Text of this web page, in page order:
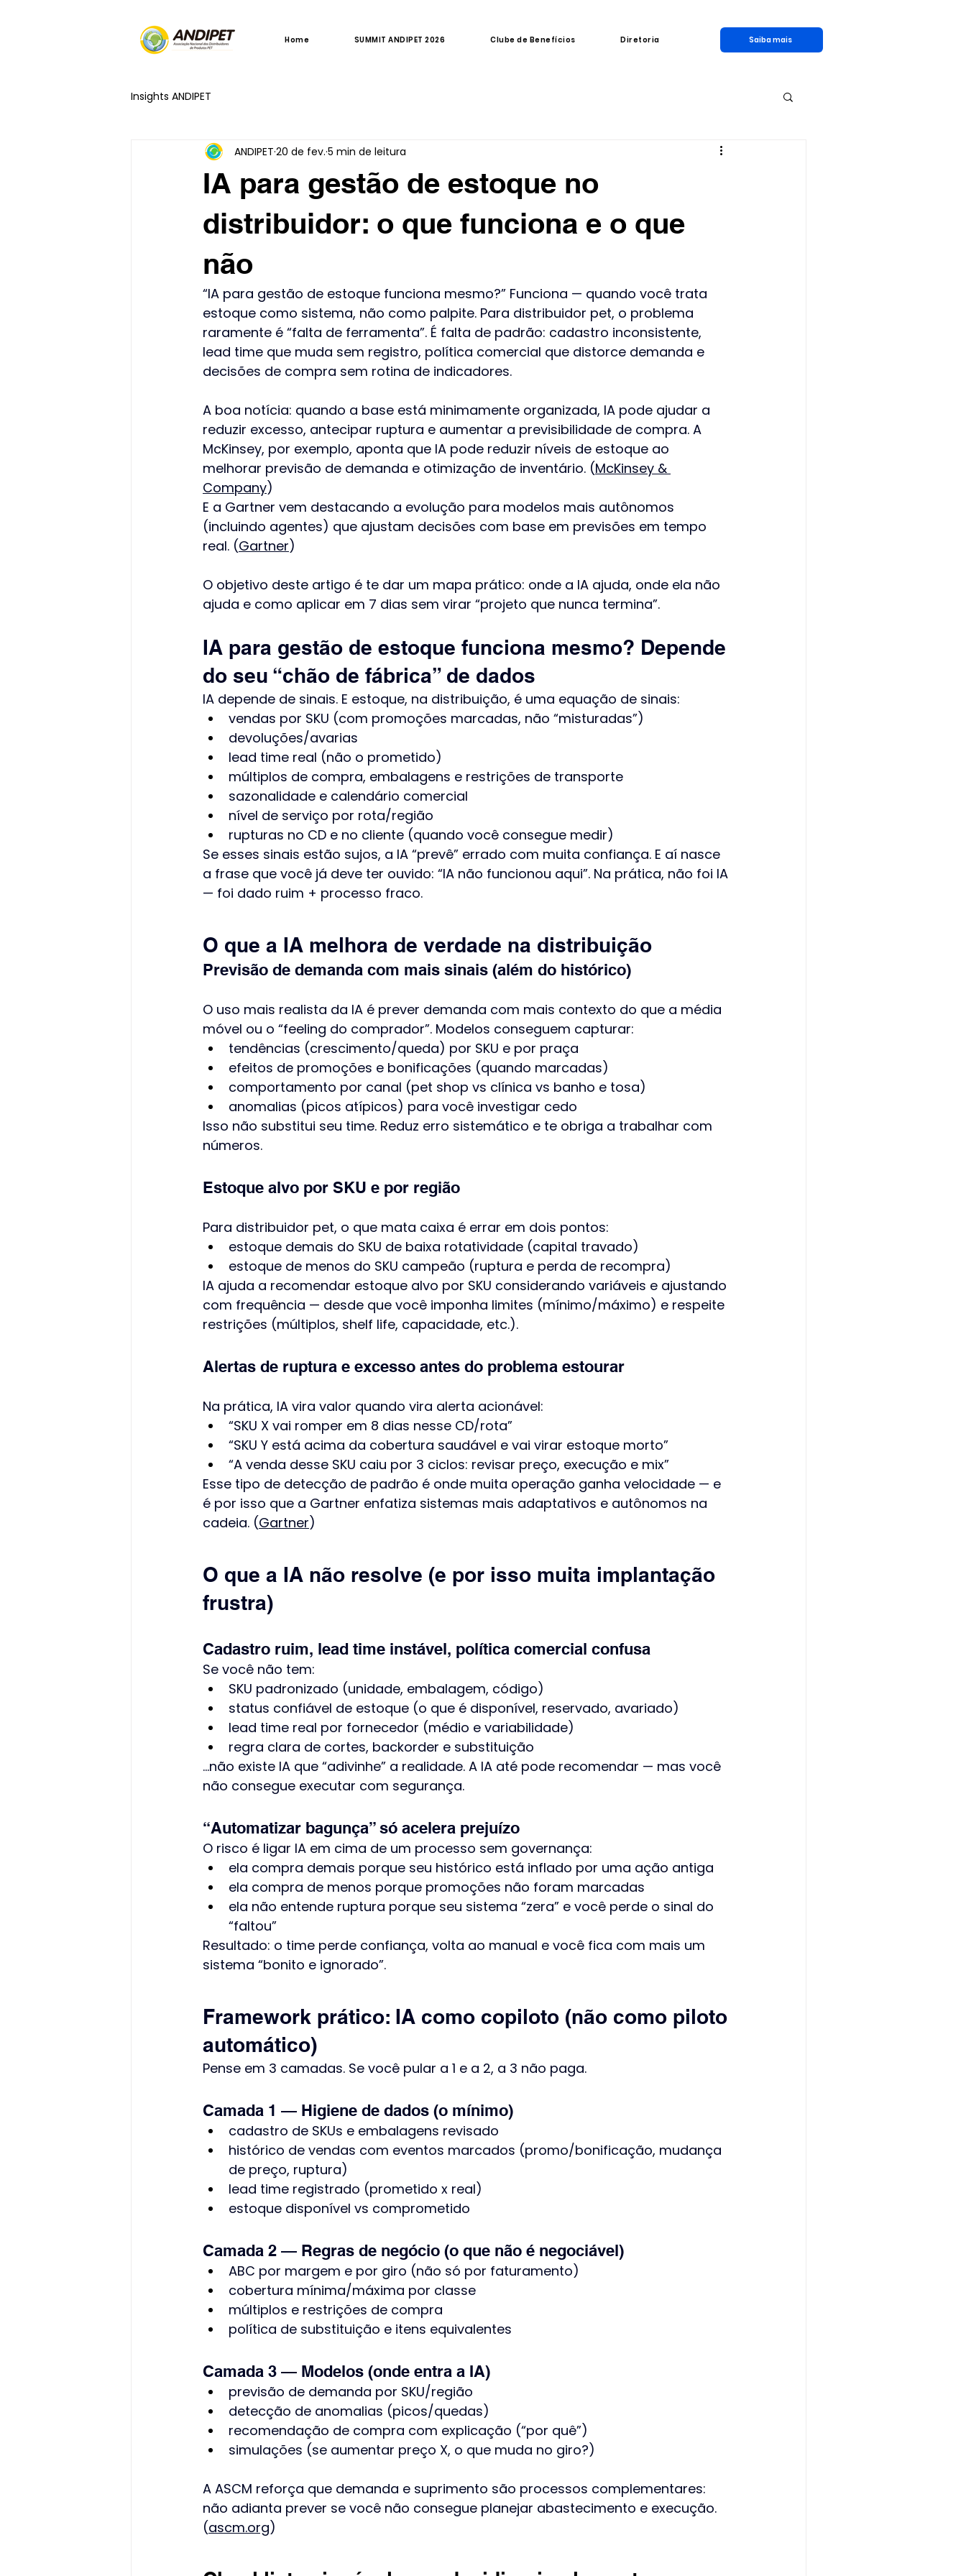
Home SUMMIT ANDIPET 2026 Clube de Benefícios Diretoria Saiba mais
Insights ANDIPET
IA para gestão de estoque no
distribuidor: o que funciona e o que
não
ANDIPET 20 de fev. 5 min de leitura
“IA para gestão de estoque funciona mesmo?” Funciona — quando você trata
estoque como sistema, não como palpite. Para distribuidor pet, o problema
raramente é “falta de ferramenta”. É falta de padrão: cadastro inconsistente,
lead time que muda sem registro, política comercial que distorce demanda e
decisões de compra sem rotina de indicadores.
A boa notícia: quando a base está minimamente organizada, IA pode ajudar a
reduzir excesso, antecipar ruptura e aumentar a previsibilidade de compra. A
McKinsey, por exemplo, aponta que IA pode reduzir níveis de estoque ao
melhorar previsão de demanda e otimização de inventário. (McKinsey &
Company)
E a Gartner vem destacando a evolução para modelos mais autônomos
(incluindo agentes) que ajustam decisões com base em previsões em tempo
real. (Gartner)
O objetivo deste artigo é te dar um mapa prático: onde a IA ajuda, onde ela não
ajuda e como aplicar em 7 dias sem virar “projeto que nunca termina”.
IA para gestão de estoque funciona mesmo? Depende
do seu “chão de fábrica” de dados
IA depende de sinais. E estoque, na distribuição, é uma equação de sinais:
vendas por SKU (com promoções marcadas, não “misturadas”)
devoluções/avarias
lead time real (não o prometido)
múltiplos de compra, embalagens e restrições de transporte
sazonalidade e calendário comercial
nível de serviço por rota/região
rupturas no CD e no cliente (quando você consegue medir)
Se esses sinais estão sujos, a IA “prevê” errado com muita confiança. E aí nasce
a frase que você já deve ter ouvido: “IA não funcionou aqui”. Na prática, não foi IA
— foi dado ruim + processo fraco.
O que a IA melhora de verdade na distribuição
Previsão de demanda com mais sinais (além do histórico)
O uso mais realista da IA é prever demanda com mais contexto do que a média
móvel ou o “feeling do comprador”. Modelos conseguem capturar:
tendências (crescimento/queda) por SKU e por praça
efeitos de promoções e bonificações (quando marcadas)
comportamento por canal (pet shop vs clínica vs banho e tosa)
anomalias (picos atípicos) para você investigar cedo
Isso não substitui seu time. Reduz erro sistemático e te obriga a trabalhar com
números.
Estoque alvo por SKU e por região
Para distribuidor pet, o que mata caixa é errar em dois pontos:
estoque demais do SKU de baixa rotatividade (capital travado)
estoque de menos do SKU campeão (ruptura e perda de recompra)
IA ajuda a recomendar estoque alvo por SKU considerando variáveis e ajustando
com frequência — desde que você imponha limites (mínimo/máximo) e respeite
restrições (múltiplos, shelf life, capacidade, etc.).
Alertas de ruptura e excesso antes do problema estourar
Na prática, IA vira valor quando vira alerta acionável:
“SKU X vai romper em 8 dias nesse CD/rota”
“SKU Y está acima da cobertura saudável e vai virar estoque morto”
“A venda desse SKU caiu por 3 ciclos: revisar preço, execução e mix”
Esse tipo de detecção de padrão é onde muita operação ganha velocidade — e
é por isso que a Gartner enfatiza sistemas mais adaptativos e autônomos na
cadeia. (Gartner)
O que a IA não resolve (e por isso muita implantação
frustra)
Cadastro ruim, lead time instável, política comercial confusa
Se você não tem:
SKU padronizado (unidade, embalagem, código)
status confiável de estoque (o que é disponível, reservado, avariado)
lead time real por fornecedor (médio e variabilidade)
regra clara de cortes, backorder e substituição
…não existe IA que “adivinhe” a realidade. A IA até pode recomendar — mas você
não consegue executar com segurança.
“Automatizar bagunça” só acelera prejuízo
O risco é ligar IA em cima de um processo sem governança:
ela compra demais porque seu histórico está inflado por uma ação antiga
ela compra de menos porque promoções não foram marcadas
ela não entende ruptura porque seu sistema “zera” e você perde o sinal do
“faltou”
Resultado: o time perde confiança, volta ao manual e você fica com mais um
sistema “bonito e ignorado”.
Framework prático: IA como copiloto (não como piloto
automático)
Pense em 3 camadas. Se você pular a 1 e a 2, a 3 não paga.
Camada 1 — Higiene de dados (o mínimo)
cadastro de SKUs e embalagens revisado
histórico de vendas com eventos marcados (promo/bonificação, mudança
de preço, ruptura)
lead time registrado (prometido x real)
estoque disponível vs comprometido
Camada 2 — Regras de negócio (o que não é negociável)
ABC por margem e por giro (não só por faturamento)
cobertura mínima/máxima por classe
múltiplos e restrições de compra
política de substituição e itens equivalentes
Camada 3 — Modelos (onde entra a IA)
previsão de demanda por SKU/região
detecção de anomalias (picos/quedas)
recomendação de compra com explicação (“por quê”)
simulações (se aumentar preço X, o que muda no giro?)
A ASCM reforça que demanda e suprimento são processos complementares:
não adianta prever se você não consegue planejar abastecimento e execução.
(ascm.org)